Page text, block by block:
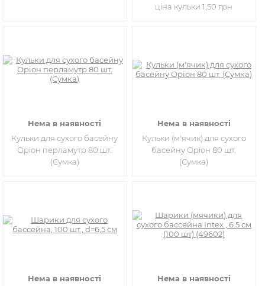
ціна кульки 1,50 грн
Нема в наявності
Кульки для сухого басейну
Оріон перламутр 80 шт.
(Сумка)
Нема в наявності
Кульки (м'ячик) для сухого
басейну Оріон 80 шт.
(Сумка)
Нема в наявності
Нема в наявності